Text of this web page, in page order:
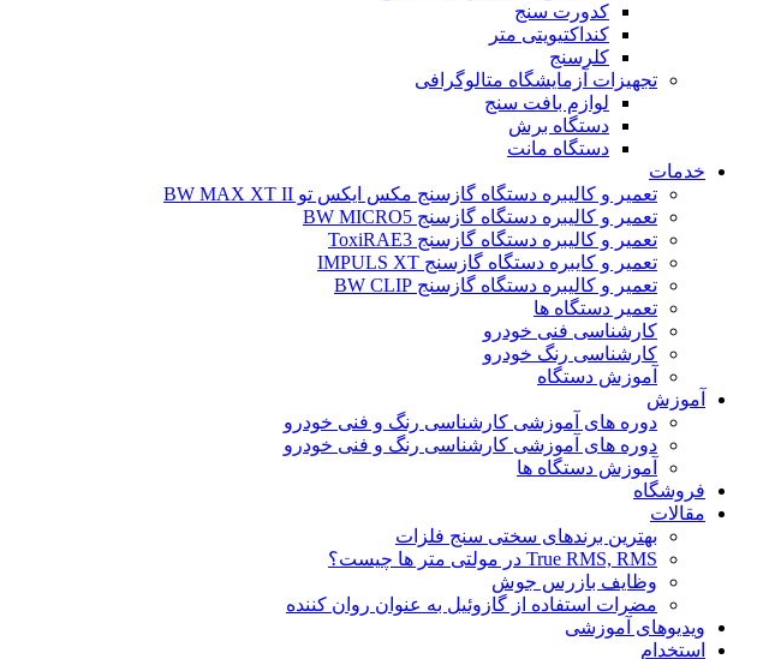
کدورت سنج
کنداکتیویتی متر
کلرسنج
تجهیزات آزمایشگاه متالوگرافی
لوازم بافت سنج
دستگاه برش
دستگاه مانت
خدمات
تعمیر و کالیبره دستگاه گازسنج مکس ایکس تو BW MAX XT II
تعمیر و کالیبره دستگاه گازسنج BW MICRO5
تعمیر و کالیبره دستگاه گازسنج ToxiRAE3
تعمیر و کایبره دستگاه گازسنج IMPULS XT
تعمیر و کالیبره دستگاه گازسنج BW CLIP
تعمیر دستگاه ها
کارشناسی فنی خودرو
کارشناسی رنگ خودرو
آموزش دستگاه
آموزش
دوره های آموزشی کارشناسی رنگ و فنی خودرو
دوره های آموزشی کارشناسی رنگ و فنی خودرو
آموزش دستگاه ها
فروشگاه
مقالات
بهترین برندهای سختی سنج فلزات
True RMS, RMS در مولتی متر ها چیست؟
وظایف بازرس جوش
مضرات استفاده از گازوئیل به عنوان روان کننده
ویدیوهای آموزشی
استخدام